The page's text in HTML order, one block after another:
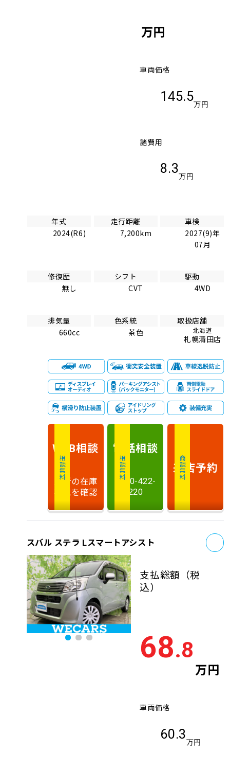
万円
車両価格
145.5
万円
諸費用
8.3
万円
年式
2024(R6)
走行距離
7,200km
車検
2027(9)年
07月
修復歴
無し
シフト
CVT
駆動
4WD
排気量
660cc
色系統
茶色
取扱店舗
北海道
札幌清田店
相談無料
WEB相談
最新の在庫
状況を確認
相談無料
電話相談
0120-422-
220
商談無料
来店予約
スバル ステラ Lスマートアシスト
支払総額 （税
込）
68.8
万円
車両価格
60.3
万円